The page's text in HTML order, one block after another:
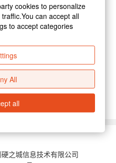
2026 年春节放假通知
间业务衔接顺畅，结合国家放假规定与公司
营安排，现...
多 >
之城信息技术有限公司
cookies to personalize
can accept all
to accept categories
All
all